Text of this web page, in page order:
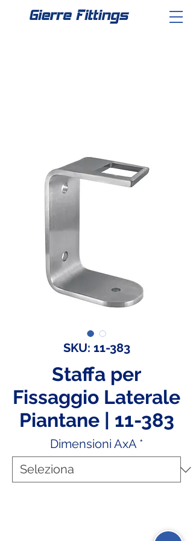
SKU: 11-383
Staffa per
Fissaggio Laterale
Piantane | 11-383
Dimensioni AxA *